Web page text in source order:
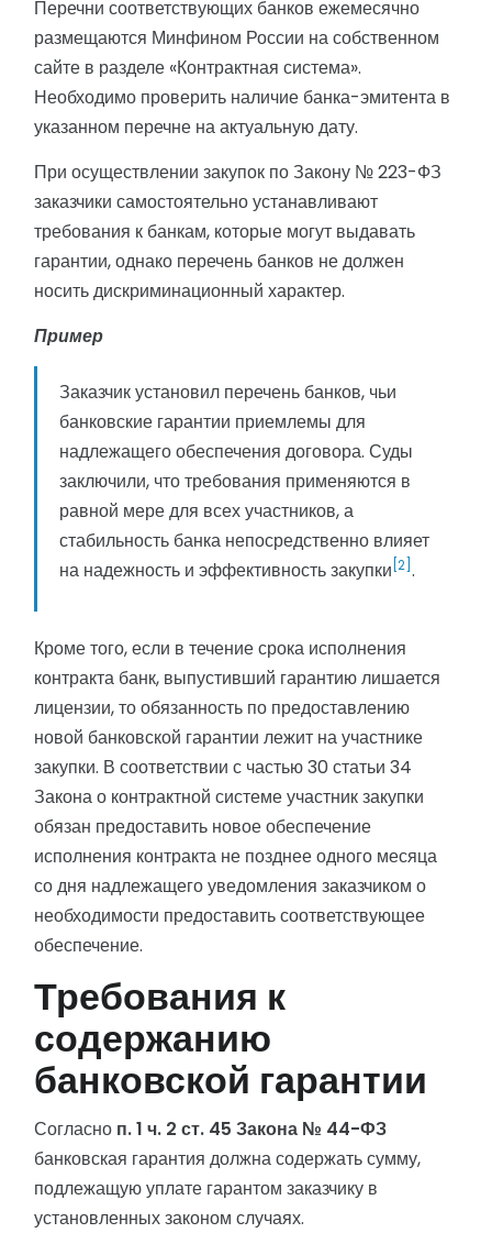
Перечни соответствующих банков ежемесячно
размещаются Минфином России на собственном
сайте в разделе «Контрактная система».
Необходимо проверить наличие банка-эмитента в
указанном перечне на актуальную дату.
При осуществлении закупок по Закону № 223-ФЗ
заказчики самостоятельно устанавливают
требования к банкам, которые могут выдавать
гарантии, однако перечень банков не должен
носить дискриминационный характер.
Пример
Заказчик установил перечень банков, чьи
банковские гарантии приемлемы для
надлежащего обеспечения договора. Суды
заключили, что требования применяются в
равной мере для всех участников, а
стабильность банка непосредственно влияет
на надежность и эффективность закупки [2] .
Кроме того, если в течение срока исполнения
контракта банк, выпустивший гарантию лишается
лицензии, то обязанность по предоставлению
новой банковской гарантии лежит на участнике
закупки. В соответствии с частью 30 статьи 34
Закона о контрактной системе участник закупки
обязан предоставить новое обеспечение
исполнения контракта не позднее одного месяца
со дня надлежащего уведомления заказчиком о
необходимости предоставить соответствующее
обеспечение.
Требования к
содержанию
банковской гарантии
Согласно п. 1 ч. 2 ст. 45 Закона № 44-ФЗ
банковская гарантия должна содержать сумму,
подлежащую уплате гарантом заказчику в
установленных законом случаях.